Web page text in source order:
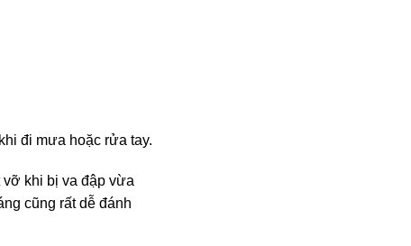
đi mưa hoặc rửa tay.
vỡ khi bị va đập vừa
cũng rất dễ đánh